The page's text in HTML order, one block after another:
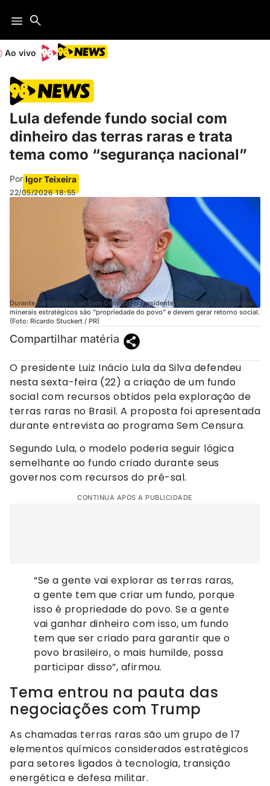
Ao vivo
Lula defende fundo social com
dinheiro das terras raras e trata
tema como “segurança nacional”
Por Igor Teixeira
22/05/2026 18:55
Durante participação no Sem Censura, o presidente afirmou que os recursos
minerais estratégicos são "propriedade do povo" e devem gerar retorno social.
(Foto: Ricardo Stuckert / PR)
Compartilhar matéria
O presidente Luiz Inácio Lula da Silva defendeu
nesta sexta-feira (22) a criação de um fundo
social com recursos obtidos pela exploração de
terras raras no Brasil. A proposta foi apresentada
durante entrevista ao programa Sem Censura.
Segundo Lula, o modelo poderia seguir lógica
semelhante ao fundo criado durante seus
governos com recursos do pré-sal.
CONTINUA APÓS A PUBLICIDADE
“Se a gente vai explorar as terras raras,
a gente tem que criar um fundo, porque
isso é propriedade do povo. Se a gente
vai ganhar dinheiro com isso, um fundo
tem que ser criado para garantir que o
povo brasileiro, o mais humilde, possa
participar disso”, afirmou.
Tema entrou na pauta das
negociações com Trump
As chamadas terras raras são um grupo de 17
elementos químicos considerados estratégicos
para setores ligados à tecnologia, transição
energética e defesa militar.